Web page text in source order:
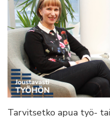
Tarvitsetko apua työ-